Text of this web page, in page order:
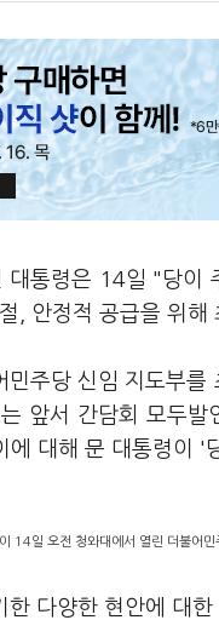
통령은 14일 "당이
, 안정적 공급을 위해
주당 신임 지도부
앞서 간담회 모두
대해 문 대통령이 '
14일 오전 청와대에서 열린 더불어
다양한 현안에 대